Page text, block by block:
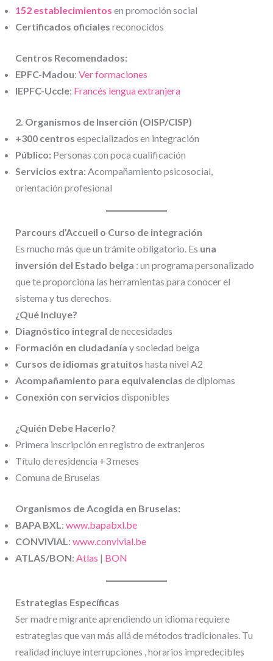
152 establecimientos en promoción social
Certificados oficiales reconocidos
Centros Recomendados:
EPFC-Madou: Ver formaciones
IEPFC-Uccle: Francés lengua extranjera
2. Organismos de Inserción (OISP/CISP)
+300 centros especializados en integración
Público: Personas con poca cualificación
Servicios extra: Acompañamiento psicosocial,
orientación profesional
Parcours d’Accueil o Curso de integración
Es mucho más que un trámite obligatorio. Es una
inversión del Estado belga : un programa personalizado
que te proporciona las herramientas para conocer el
sistema y tus derechos.
¿Qué Incluye?
Diagnóstico integral de necesidades
Formación en ciudadanía y sociedad belga
Cursos de idiomas gratuitos hasta nivel A2
Acompañamiento para equivalencias de diplomas
Conexión con servicios disponibles
¿Quién Debe Hacerlo?
Primera inscripción en registro de extranjeros
Título de residencia +3 meses
Comuna de Bruselas
Organismos de Acogida en Bruselas:
BAPA BXL: www.bapabxl.be
CONVIVIAL: www.convivial.be
ATLAS/BON: Atlas | BON
Estrategias Específicas
Ser madre migrante aprendiendo un idioma requiere
estrategias que van más allá de métodos tradicionales. Tu
realidad incluye interrupciones , horarios impredecibles